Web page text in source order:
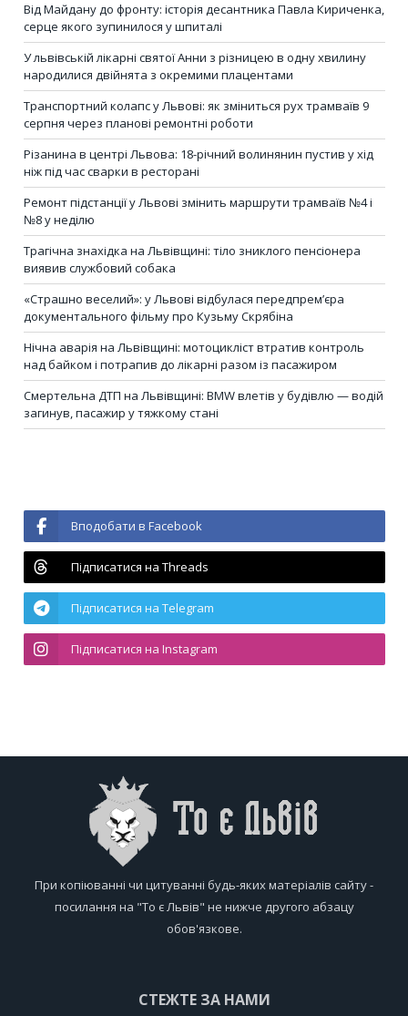
Від Майдану до фронту: історія десантника Павла Кириченка,
серце якого зупинилося у шпиталі
У львівській лікарні святої Анни з різницею в одну хвилину
народилися двійнята з окремими плацентами
Транспортний колапс у Львові: як зміниться рух трамваїв 9
серпня через планові ремонтні роботи
Різанина в центрі Львова: 18-річний волинянин пустив у хід
ніж під час сварки в ресторані
Ремонт підстанції у Львові змінить маршрути трамваїв №4 і
№8 у неділю
Трагічна знахідка на Львівщині: тіло зниклого пенсіонера
виявив службовий собака
«Страшно веселий»: у Львові відбулася передпрем’єра
документального фільму про Кузьму Скрябіна
Нічна аварія на Львівщині: мотоцикліст втратив контроль
над байком і потрапив до лікарні разом із пасажиром
Смертельна ДТП на Львівщині: BMW влетів у будівлю — водій
загинув, пасажир у тяжкому стані
Вподобати в Facebook
Підписатися на Threads
Підписатися на Telegram
Підписатися на Instagram
При копіюванні чи цитуванні будь-яких матеріалів сайту -
посилання на "То є Львів" не нижче другого абзацу
обов'язкове.
СТЕЖТЕ ЗА НАМИ